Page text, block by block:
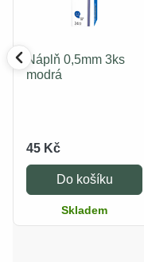
Náplň 0,5mm 3ks
modrá
45 Kč
Do košíku
Skladem